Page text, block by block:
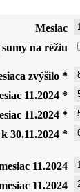
Mesiac
na réžiu
zvýšilo *
11.2024 *
11.2024 *
30.11.2024 *
11.2024
11.2024